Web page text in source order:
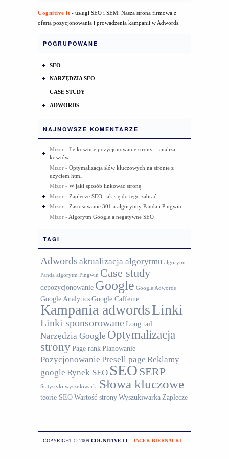
Cognitive it - usługi SEO i SEM. Nasza strona firmowa z
ofertą pozycjonowania i prowadzenia kampanii w Adwords.
POGRUPOWANE
SEO
NARZĘDZIA SEO
CASE STUDY
ADWORDS
NAJNOWSZE KOMENTARZE
Mizor - Ile kosztuje pozycjonowanie strony – analiza
kosztów
Mizor - Optymalizacja słów kluczowych na stronie z
użyciem html
Mizor - W jaki sposób linkować stronę
Mizor - Zaplecze SEO, jak się do tego zabrać
Mizor - Zastosowanie 301 a algorytmy Panda i Pingwin
Mizor - Algorytm Google a negatywne SEO
TAGI
Adwords aktualizacja algorytmu algorytm
Panda algorytm Pingwin Case study
depozycjonowanie Google Google Adwords
Google AnalyticsGoogle Caffeine
Kampania adwordsLinki
Linki sponsorowane Long tail
Narzędzia Google Optymalizacja
stronyPage rankPlanowanie
Pozycjonowanie Presell page Reklamy
google Rynek SEO SEO SERP
Statystyki wyszukiwarki Słowa kluczowe
teorie SEOWartość stronyWyszukiwarka Zaplecze
COPYRIGHT © 2009 COGNITIVE IT - JACEK BIERNACKI